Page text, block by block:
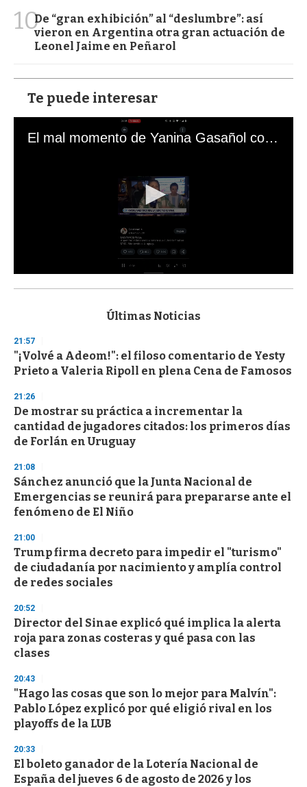
10De “gran exhibición” al “deslumbre”: así
vieron en Argentina otra gran actuación de
Leonel Jaime en Peñarol
Te puede interesar
El mal momento de Yanina Gasañol con un hincha argentino en "Subrayado"
s
d
s
o
f
3
s
c
o
d
s
Últimas Noticias
21:57
"¡Volvé a Adeom!": el filoso comentario de Yesty
Prieto a Valeria Ripoll en plena Cena de Famosos
21:26
De mostrar su práctica a incrementar la
cantidad de jugadores citados: los primeros días
de Forlán en Uruguay
21:08
Sánchez anunció que la Junta Nacional de
Emergencias se reunirá para prepararse ante el
fenómeno de El Niño
21:00
Trump firma decreto para impedir el "turismo"
de ciudadanía por nacimiento y amplía control
de redes sociales
20:52
Director del Sinae explicó qué implica la alerta
roja para zonas costeras y qué pasa con las
clases
20:43
"Hago las cosas que son lo mejor para Malvín":
Pablo López explicó por qué eligió rival en los
playoffs de la LUB
20:33
El boleto ganador de la Lotería Nacional de
España del jueves 6 de agosto de 2026 y los